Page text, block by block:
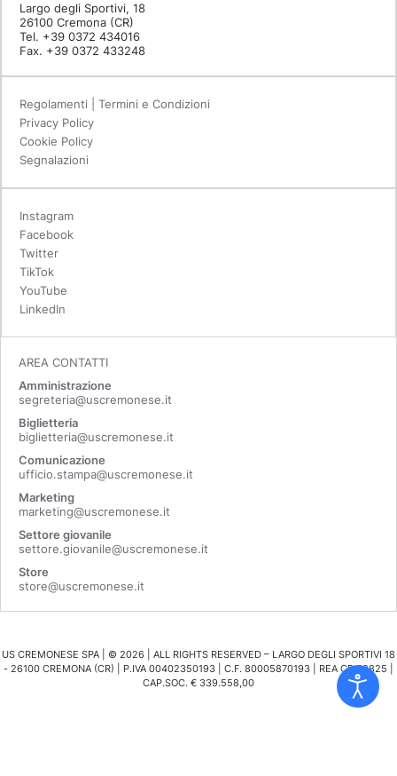
Largo degli Sportivi, 18
26100 Cremona (CR)
Tel. +39 0372 434016
Fax. +39 0372 433248
Regolamenti | Termini e Condizioni
Privacy Policy
Cookie Policy
Segnalazioni
Instagram
Facebook
Twitter
TikTok
YouTube
LinkedIn
AREA CONTATTI
Amministrazione
segreteria@uscremonese.it
Biglietteria
biglietteria@uscremonese.it
Comunicazione
ufficio.stampa@uscremonese.it
Marketing
marketing@uscremonese.it
Settore giovanile
settore.giovanile@uscremonese.it
Store
store@uscremonese.it
US CREMONESE SPA | © 2026 | ALL RIGHTS RESERVED – LARGO DEGLI SPORTIVI 18
- 26100 CREMONA (CR) | P.IVA 00402350193 | C.F. 80005870193 | REA CR 98825 |
CAP.SOC. € 339.558,00